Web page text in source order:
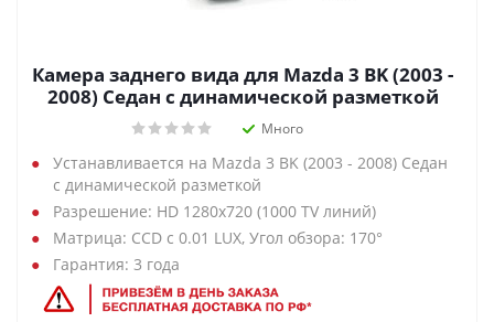
Камера заднего вида для Mazda 3 BK (2003 -
2008) Седан с динамической разметкой
Много
Устанавливается на Mazda 3 BK (2003 - 2008) Седан
с динамической разметкой
Разрешение: HD 1280х720 (1000 TV линий)
Матрица: CCD с 0.01 LUX, Угол обзора: 170°
Гарантия: 3 года